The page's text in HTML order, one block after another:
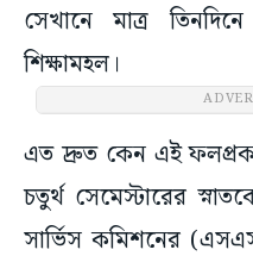
সেখানে মাত্র
শিক্ষামহল।
এত দ্রুত কেন এই
চতুর্থ সেমেস্টারের
সার্ভিস কমিশনের